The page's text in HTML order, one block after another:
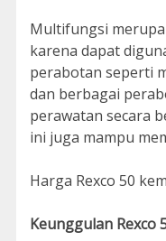
Multifungsi
karena dapat
perabotan seperti
dan berbagai
perawatan secara
ini juga mampu
Harga Rexco 50
Keunggulan Rexco